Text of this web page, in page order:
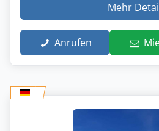
Mehr
Anrufen